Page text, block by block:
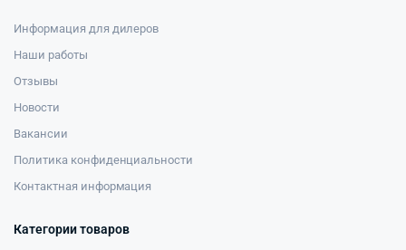
Информация для дилеров
Наши работы
Отзывы
Новости
Вакансии
Политика конфиденциальности
Контактная информация
Категории товаров